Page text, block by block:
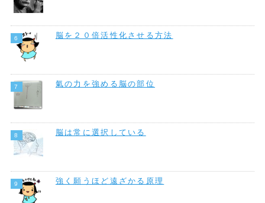
脳を２０倍活性化させる方法
氣の力を強める脳の部位
脳は常に選択している
強く願うほど遠ざかる原理